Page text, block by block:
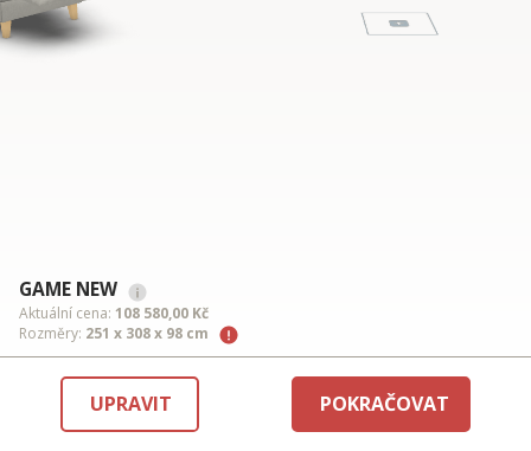
GAME NEW
Aktuální cena: 108 580,00 Kč
Rozměry: 251 x 308 x 98 cm
UPRAVIT POKRAČOVAT